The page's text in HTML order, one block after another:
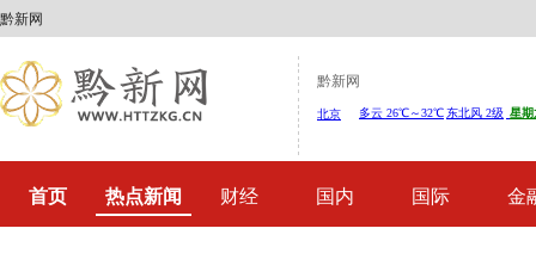
黔新网
黔新网
首页 热点新闻 财经 国内 国际 金